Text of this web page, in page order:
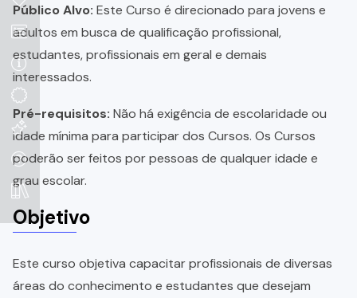
Público Alvo: Este Curso é direcionado para jovens e
adultos em busca de qualificação profissional,
estudantes, profissionais em geral e demais
interessados.
Pré-requisitos: Não há exigência de escolaridade ou
idade mínima para participar dos Cursos. Os Cursos
poderão ser feitos por pessoas de qualquer idade e
grau escolar.
Objetivo
Este curso objetiva capacitar profissionais de diversas
áreas do conhecimento e estudantes que desejam